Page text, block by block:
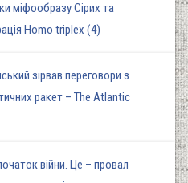
міфообразу Сірих та
Homo triplex (4)
зірвав переговори з
ракет – The Atlantic
війни. Це – провал